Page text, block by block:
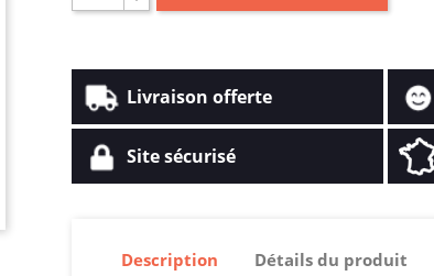
Livraison offerte
Site sécurisé
Description Détails du produit